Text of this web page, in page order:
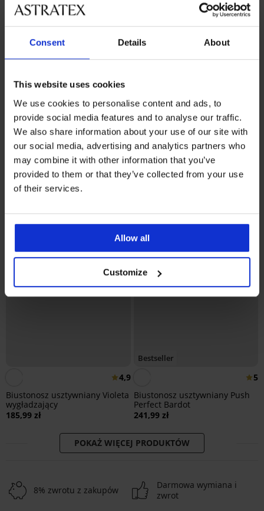
Consent Details About
This website uses cookies
We use cookies to personalise content and ads, to
provide social media features and to analyse our traffic.
We also share information about your use of our site with
our social media, advertising and analytics partners who
may combine it with other information that you’ve
provided to them or that they’ve collected from your use
of their services.
Allow all
Customize
Biustonosz usztywniany
Simplicity T-Shirt Bra
92,99 zł
Biustonosz usztywniany Maia
4D Soft Control Deluxe
185,99 zł
4,9
Biustonosz usztywniany Violeta
wygładzający
185,99 zł
Bestseller
5
Biustonosz usztywniany Push
Perfect Bardot
241,99 zł
POKAŻ WIĘCEJ PRODUKTÓW
8% zwrotu z zakupów
Darmowa wymiana i
zwrot